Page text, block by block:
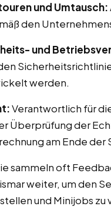
und Umtausch:
den
und
werden.
Verantwortlich für
Überprüfung der
am Ende der
sammeln oft
weiter, um den
und Minijobs zu